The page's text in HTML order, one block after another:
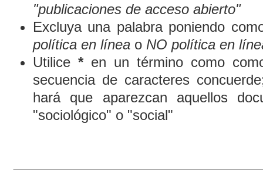
"publicaciones de acceso abierto"
Excluya una palabra poniendo
política en líneao NO política en
Utilice *en un término como
secuencia de caracteres
hará que aparezcan aquellos
"sociológico" o "social"